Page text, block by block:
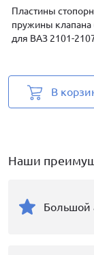
Пластины
пружины клапана
для ВАЗ 2101-
В
Наши
Большой